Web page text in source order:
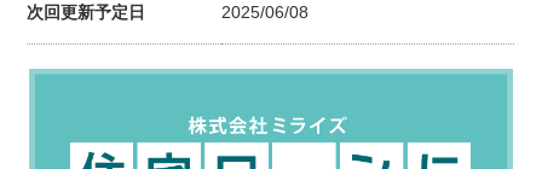
次回更新予定日 2025/06/08